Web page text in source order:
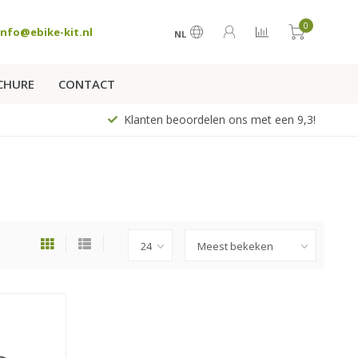
kit.nl NL
0
CONTACT
Klanten beoordelen ons met een 9,3!